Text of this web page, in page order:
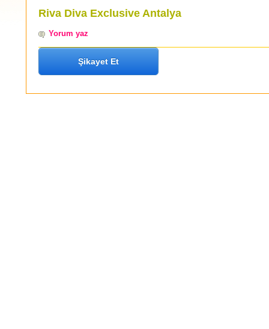
Riva Diva Exclusive Antalya
Yorum yaz
Şikayet Et